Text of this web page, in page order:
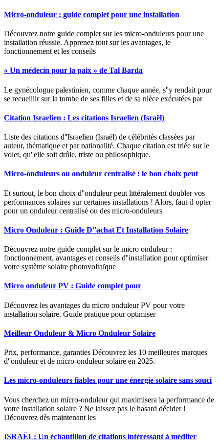
Micro-onduleur : guide complet pour une installation
Découvrez notre guide complet sur les micro-onduleurs pour une
installation réussie. Apprenez tout sur les avantages, le
fonctionnement et les conseils
« Un médecin pour la paix » de Tal Barda
Le gynécologue palestinien, comme chaque année, s''y rendait pour
se recueillir sur la tombe de ses filles et de sa nièce exécutées par
Citation Israelien : Les citations Israelien (Israël)
Liste des citations d''Israelien (Israël) de célébrités classées par
auteur, thématique et par nationalité. Chaque citation est triée sur le
volet, qu''elle soit drôle, triste ou philosophique.
Micro-onduleurs ou onduleur centralisé : le bon choix peut
Et surtout, le bon choix d''onduleur peut littéralement doubler vos
performances solaires sur certaines installations ! Alors, faut-il opter
pour un onduleur centralisé ou des micro-onduleurs
Micro Onduleur : Guide D''achat Et Installation Solaire
Découvrez notre guide complet sur le micro onduleur :
fonctionnement, avantages et conseils d''installation pour optimiser
votre système solaire photovoltaïque
Micro onduleur PV : Guide complet pour
Découvrez les avantages du micro onduleur PV pour votre
installation solaire. Guide pratique pour optimiser
Meilleur Onduleur & Micro Onduleur Solaire
Prix, performance, garanties Découvrez les 10 meilleures marques
d''onduleur et de micro-onduleur solaire en 2025.
Les micro-onduleurs fiables pour une énergie solaire sans souci
Vous cherchez un micro-onduleur qui maximisera la performance de
votre installation solaire ? Ne laissez pas le hasard décider !
Découvrez dès maintenant les
ISRAËL: Un échantillon de citations intéressant à méditer